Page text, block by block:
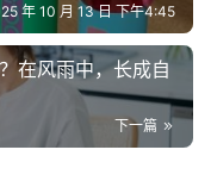
年 10 月 13 日 下午4:45
在风雨中，长成自
下一篇